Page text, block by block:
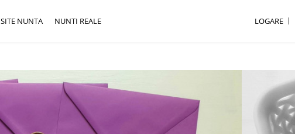
SITE NUNTA NUNTI REALE LOGARE